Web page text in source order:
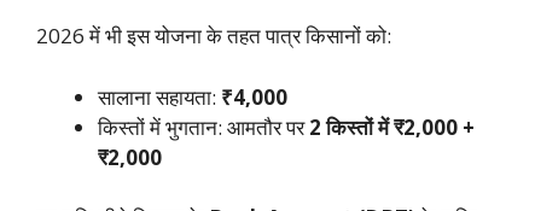
2026 में भी इस योजना के तहत पात्र किसानों को:
सालाना सहायता: ₹4,000
किस्तों में भुगतान: आमतौर पर2 किस्तों में ₹2,000 +
₹2,000